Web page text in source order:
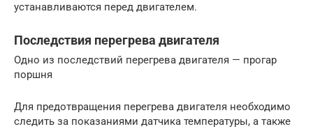
устанавливаются перед двигателем.
Последствия перегрева двигателя
Одно из последствий перегрева двигателя — прогар
поршня
Для предотвращения перегрева двигателя необходимо
следить за показаниями датчика температуры, а также